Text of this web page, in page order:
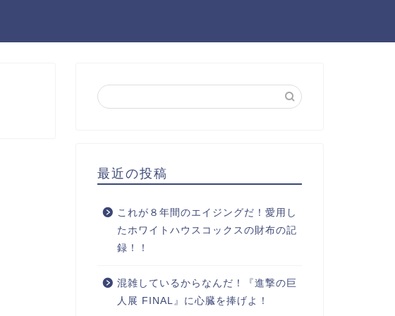
最近の投稿
これが８年間のエイジングだ！愛用し
たホワイトハウスコックスの財布の記
録！！
混雑しているからなんだ！『進撃の巨
人展 FINAL』に心臓を捧げよ！